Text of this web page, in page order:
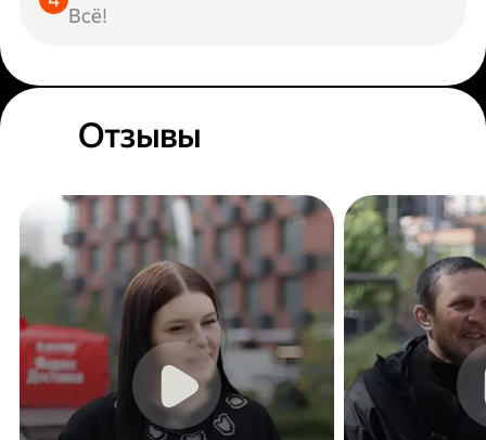
Всё!
Отзывы